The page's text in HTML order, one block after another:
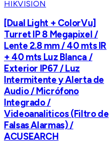
HIKVISION
[Dual Light + ColorVu]
Turret IP 8 Megapixel /
Lente 2.8 mm / 40 mts IR
+ 40 mts Luz Blanca /
Exterior IP67 / Luz
Intermitente y Alerta de
Audio / Micrófono
Integrado /
Videoanaliticos (Filtro de
Falsas Alarmas) /
ACUSEARCH